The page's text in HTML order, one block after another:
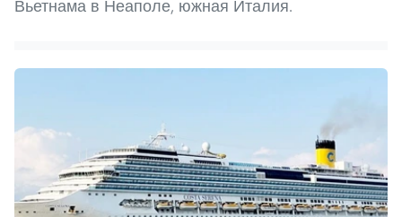
Вьетнама в Неаполе, южная Италия.